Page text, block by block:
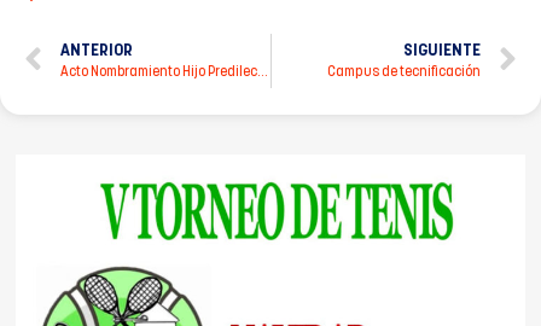
ANTERIOR
Acto Nombramiento Hijo Predilecto Francisco Escribano
SIGUIENTE
Campus de tecnificación